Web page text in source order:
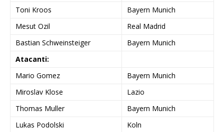
Toni Kroos
Bayern Munich
Mesut Ozil
Real Madrid
Bastian Schweinsteiger
Bayern Munich
Atacanti:
Mario Gomez
Bayern Munich
Miroslav Klose
Lazio
Thomas Muller
Bayern Munich
Lukas Podolski
Koln